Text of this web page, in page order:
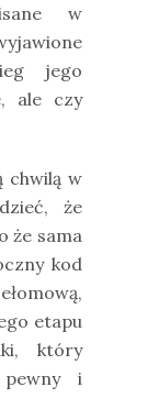
w
jego
ale czy
chwilą w
że
że sama
kod
etapu
który
pewny i